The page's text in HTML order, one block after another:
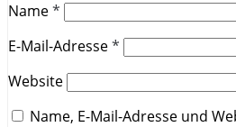
Name*
E-Mail-Adresse*
Website
Name, E-Mail-Adresse und